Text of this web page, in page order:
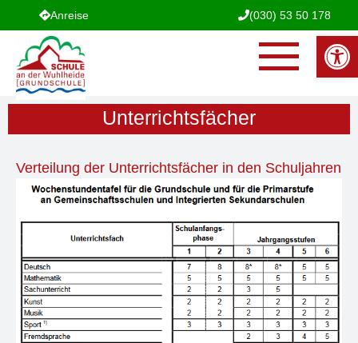
(030) 53 50 178
Anreise
Unterrichtsfächer
Verteilung der Unterrichtsfächer in den Schuljahren